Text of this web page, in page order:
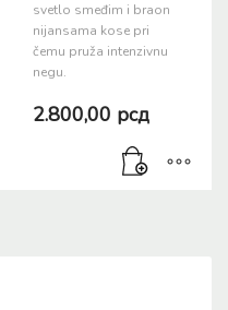
svetlo smeđim i braon
nijansama kose pri
čemu pruža intenzivnu
negu.
2.800,00 рсд